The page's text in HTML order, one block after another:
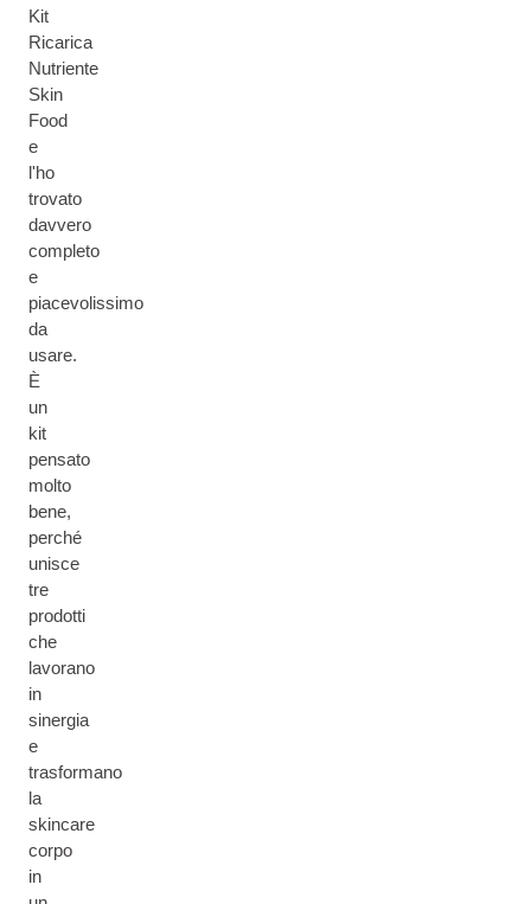
Kit
Ricarica
Nutriente
Skin
Food
e
l'ho
trovato
davvero
completo
e
piacevolissimo
da
usare.
È
un
kit
pensato
molto
bene,
perché
unisce
tre
prodotti
che
lavorano
in
sinergia
e
trasformano
la
skincare
corpo
in